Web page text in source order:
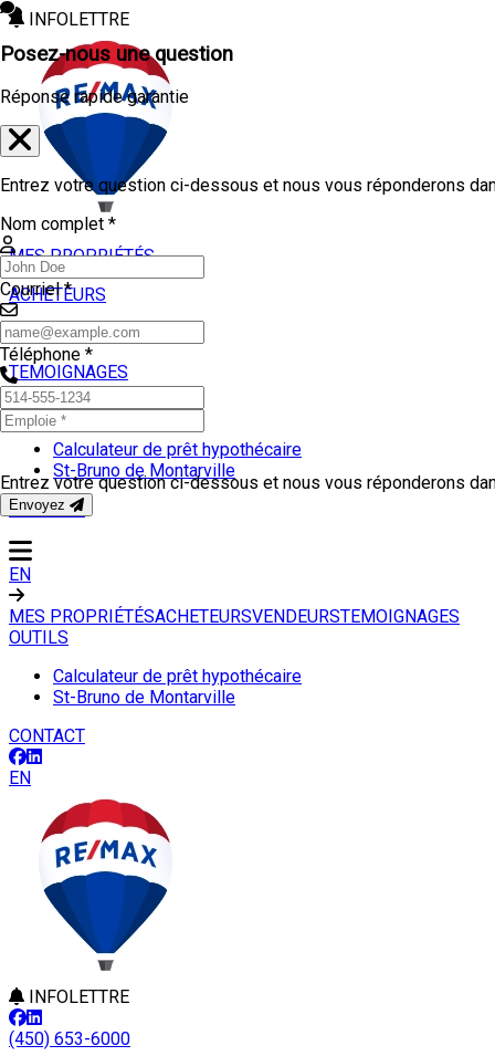
INFOLETTRE
MES PROPRIÉTÉS
ACHETEURS
VENDEURS
TEMOIGNAGES
OUTILS
Calculateur de prêt hypothécaire
St-Bruno de Montarville
CONTACT
EN
MES PROPRIÉTÉSACHETEURSVENDEURSTEMOIGNAGES
OUTILS
Calculateur de prêt hypothécaire
St-Bruno de Montarville
CONTACT
EN
INFOLETTRE
(450) 653-6000
Posez-nous une question
Réponse rapide garantie
Entrez votre question ci-dessous et nous vous réponderons
Nom complet *
Courriel *
Téléphone *
Entrez votre question ci-dessous et nous vous réponderons
Envoyez